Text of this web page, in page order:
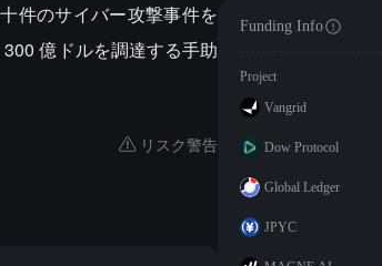
件のサイバー攻撃事件を
億ドルを調達する手助
リスク警告
Funding Info
Project
Vangrid
Dow Protocol
Global Ledger
JPYC